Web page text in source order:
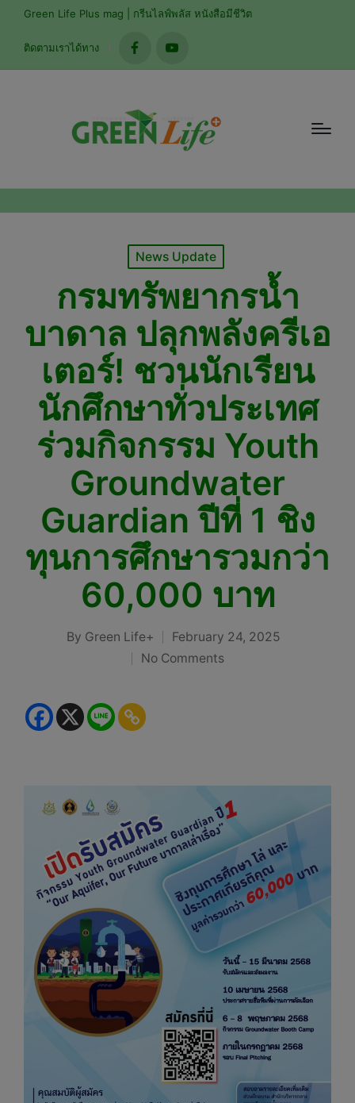
Green Life Plus mag | กรีนไลฟ์พลัส หนังสือมีชีวิต
ติดตามเราได้ทาง
facebookyoutube
Posted
News Update
กรมทรัพยากรน้ำ
บาดาล ปลุกพลังครีเอ
เตอร์! ชวนนักเรียน
นักศึกษาทั่วประเทศ
ร่วมกิจกรรม Youth
Groundwater
Guardian ปีที่ 1 ชิง
ทุนการศึกษารวมกว่า
60,000 บาท
Posted
By Green Life+
February 24, 2025
No Comments
modal-check